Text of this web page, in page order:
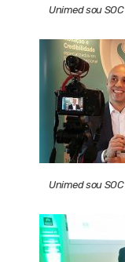
Unimed sou SOC
Unimed sou SOC